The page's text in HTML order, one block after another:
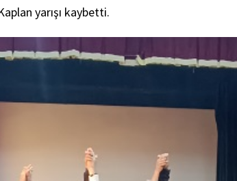
yarışı kaybetti.